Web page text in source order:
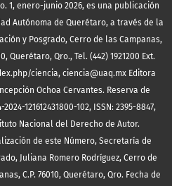
1, enero-junio 2026, es una publicación
Autónoma de Querétaro, a través de la
y Posgrado, Cerro de las Campanas,
Querétaro, Qro., Tel. (442) 1921200 Ext.
ciencia, ciencia@uaq.mx Editora
Ochoa Cervantes. Reserva de
121612431800-102, ISSN: 2395-8847,
Nacional del Derecho de Autor.
de este Número, Secretaría de
Juliana Romero Rodríguez, Cerro de
C.P. 76010, Querétaro, Qro. Fecha de